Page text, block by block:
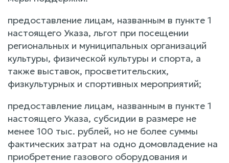
предоставление лицам, названным в пункте 1
настоящего Указа, льгот при посещении
региональных и муниципальных организаций
культуры, физической культуры и спорта, а
также выставок, просветительских,
физкультурных и спортивных мероприятий;
предоставление лицам, названным в пункте 1
настоящего Указа, субсидии в размере не
менее 100 тыс. рублей, но не более суммы
фактических затрат на одно домовладение на
приобретение газового оборудования и